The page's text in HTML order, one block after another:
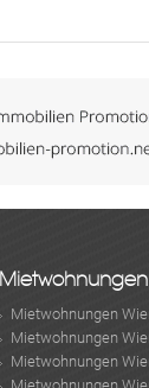
Mietwohnungen
Mietwohnungen
Mietwohnungen
Mietwohnungen